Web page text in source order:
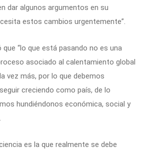
dar algunos argumentos en su
estos cambios urgentemente”.
“lo que está pasando no es una
asociado al calentamiento global
vez más, por lo que debemos
creciendo como país, de lo
hundiéndonos económica, social y
es la que realmente se debe